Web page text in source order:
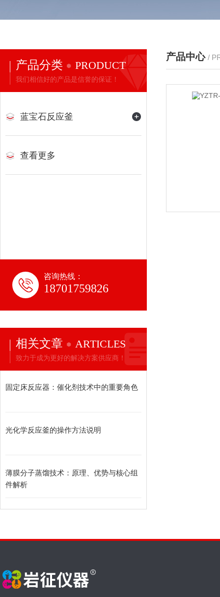
产品分类 PRODUCT
我们相信好的产品是信誉的保证！
蓝宝石反应釜
查看更多
咨询热线：
18701759826
相关文章 ARTICLES
致力于成为更好的解决方案供应商！
固定床反应器：催化剂技术中的重要角色
光化学反应釜的操作方法说明
薄膜分子蒸馏技术：原理、优势与核心组
件解析
产品中心 /